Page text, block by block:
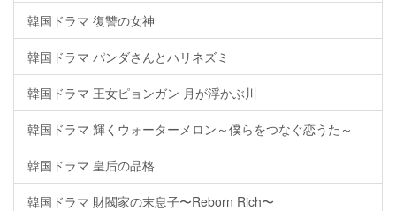
韓国ドラマ 復讐の女神
韓国ドラマ パンダさんとハリネズミ
韓国ドラマ 王女ピョンガン 月が浮かぶ川
韓国ドラマ 輝くウォーターメロン～僕らをつなぐ恋うた～
韓国ドラマ 皇后の品格
韓国ドラマ 財閥家の末息子〜Reborn Rich〜